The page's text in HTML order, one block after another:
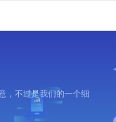
，不过是我们的一个细